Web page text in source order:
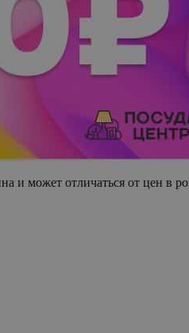
и может отличаться от цен в